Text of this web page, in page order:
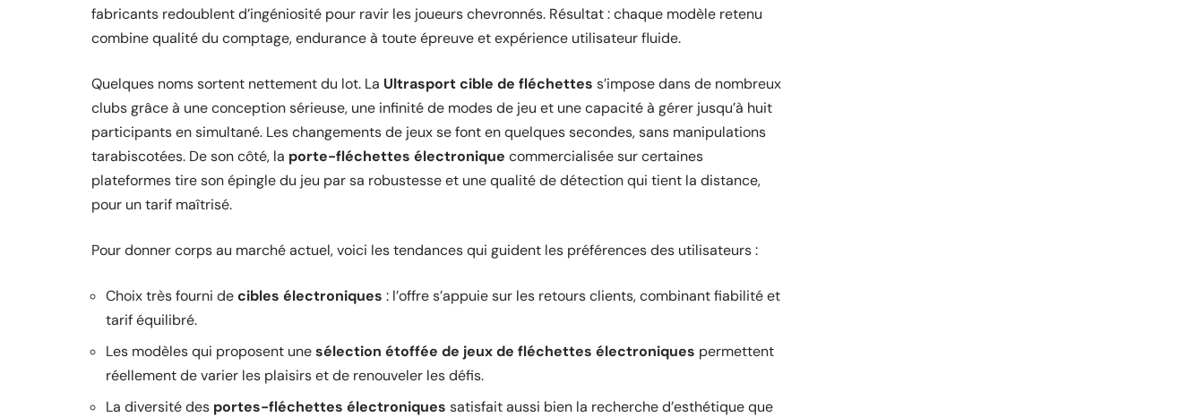
fabricants redoublent d’ingéniosité pour ravir les joueurs chevronnés. Résultat : chaque modèle retenu
combine qualité du comptage, endurance à toute épreuve et expérience utilisateur fluide.
Quelques noms sortent nettement du lot. La Ultrasport cible de fléchettes s’impose dans de nombreux
clubs grâce à une conception sérieuse, une infinité de modes de jeu et une capacité à gérer jusqu’à huit
participants en simultané. Les changements de jeux se font en quelques secondes, sans manipulations
tarabiscotées. De son côté, la porte-fléchettes électronique commercialisée sur certaines
plateformes tire son épingle du jeu par sa robustesse et une qualité de détection qui tient la distance,
pour un tarif maîtrisé.
Pour donner corps au marché actuel, voici les tendances qui guident les préférences des utilisateurs :
Choix très fourni decibles électroniques : l’offre s’appuie sur les retours clients, combinant fiabilité et
tarif équilibré.
Les modèles qui proposent unesélection étoffée de jeux de fléchettes électroniques permettent
réellement de varier les plaisirs et de renouveler les défis.
La diversité des portes-fléchettes électroniques satisfait aussi bien la recherche d’esthétique que